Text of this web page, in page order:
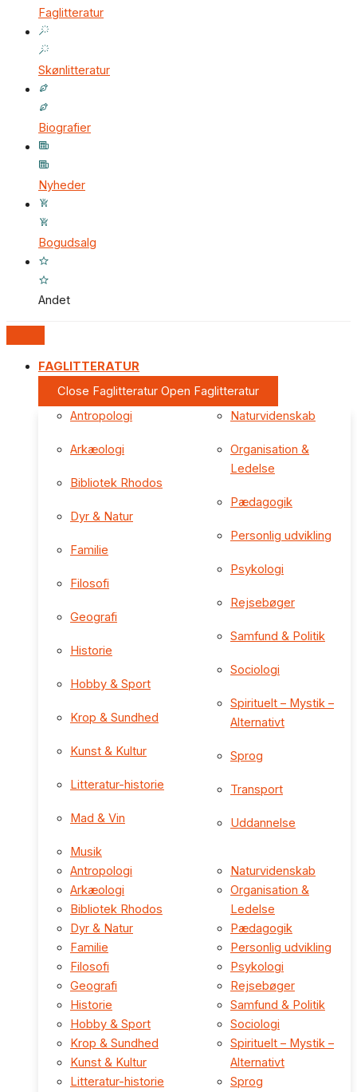
Faglitteratur
Skønlitteratur
Biografier
Nyheder
Bogudsalg
Andet
FAGLITTERATUR
Close Faglitteratur Open Faglitteratur
Antropologi
Arkæologi
Bibliotek Rhodos
Dyr & Natur
Familie
Filosofi
Geografi
Historie
Hobby & Sport
Krop & Sundhed
Kunst & Kultur
Litteratur-historie
Mad & Vin
Musik
Naturvidenskab
Organisation &
Ledelse
Pædagogik
Personlig udvikling
Psykologi
Rejsebøger
Samfund & Politik
Sociologi
Spirituelt – Mystik –
Alternativt
Sprog
Transport
Uddannelse
Antropologi
Arkæologi
Bibliotek Rhodos
Dyr & Natur
Familie
Filosofi
Geografi
Historie
Hobby & Sport
Krop & Sundhed
Kunst & Kultur
Litteratur-historie
Naturvidenskab
Organisation &
Ledelse
Pædagogik
Personlig udvikling
Psykologi
Rejsebøger
Samfund & Politik
Sociologi
Spirituelt – Mystik –
Alternativt
Sprog